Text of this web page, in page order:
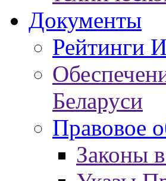
Документы
Рейтинги
Беларуси
Правовое
Законы